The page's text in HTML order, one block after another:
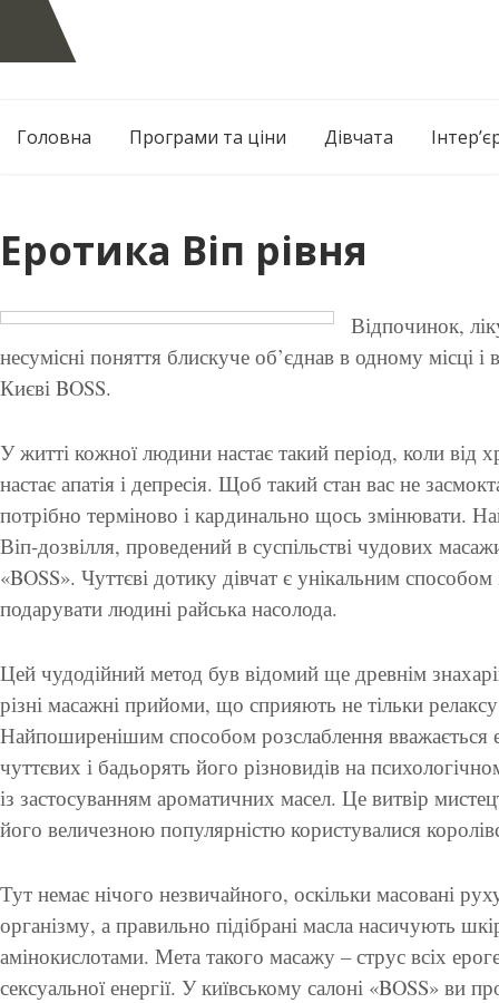
Головна Програми та ціни Дівчата
Еротика Віп рівня
Відпочинок,
несумісні поняття блискуче об’єднав в одному
Києві BOSS.
У житті кожної людини настає такий період, коли від
настає апатія і депресія. Щоб такий стан вас не
потрібно терміново і кардинально щось змінювати.
Віп-дозвілля, проведений в суспільстві чудових
«BOSS». Чуттєві дотику дівчат є унікальним
подарувати людині райська насолода.
Цей чудодійний метод був відомий ще древнім
різні масажні прийоми, що сприяють не тільки
Найпоширенішим способом розслаблення
чуттєвих і бадьорять його різновидів на
із застосуванням ароматичних масел. Це витвір
його величезною популярністю користувалися
Тут немає нічого незвичайного, оскільки масовані
організму, а правильно підібрані масла насичують
амінокислотами. Мета такого масажу – струс всіх
сексуальної енергії. У київському салоні «BOSS» ви